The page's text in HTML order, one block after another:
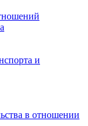
и
в отношении